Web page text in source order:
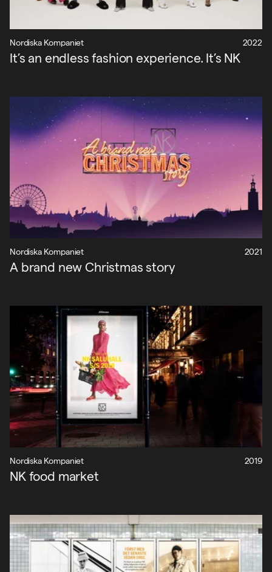
Nordiska Kompaniet 2022
It’s an endless fashion experience. It’s NK
Nordiska Kompaniet 2021
A brand new Christmas story
Nordiska Kompaniet 2019
NK food market